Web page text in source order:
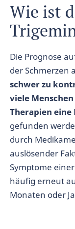
Wie ist
Die Prognose
der Schmerzen
schwer zu
viele
Therapien eine
gefunden
durch
auslösender
Symptome
häufig erneut
Monaten oder